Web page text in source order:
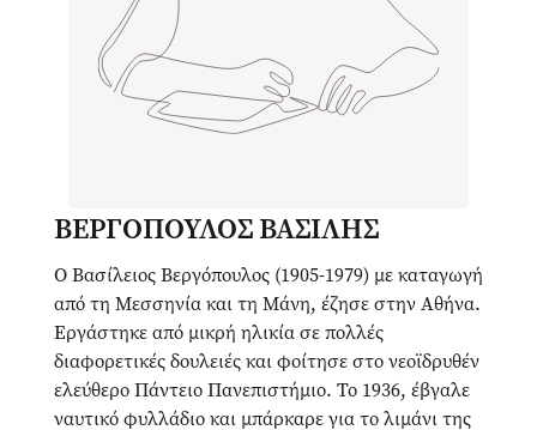
ΒΕΡΓΟΠΟΥΛΟΣ ΒΑΣΙΛΗΣ
Ο Βασίλειος Βεργόπουλος (1905-1979) με καταγωγή
από τη Μεσσηνία και τη Μάνη, έζησε στην Αθήνα.
Εργάστηκε από μικρή ηλικία σε πολλές
διαφορετικές δουλειές και φοίτησε στο νεοϊδρυθέν
ελεύθερο Πάντειο Πανεπιστήμιο. Το 1936, έβγαλε
ναυτικό φυλλάδιο και μπάρκαρε για το λιμάνι της